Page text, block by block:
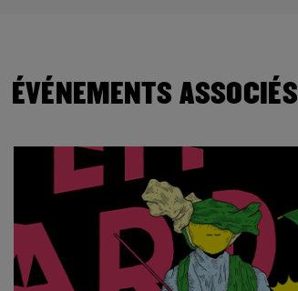
ÉVÉNEMENTS ASSOCIÉS